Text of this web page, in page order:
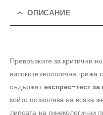
ОПИСАНИЕ
Превръзките за критични
високотехнологична грижа
съдържат експрес-тест
който позволява на всяка
липсата на